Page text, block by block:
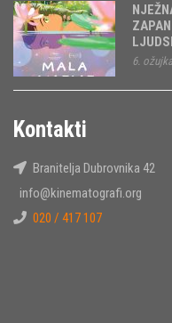
6.
Kontakti
Branitelja Dubrovnika 42
info@kinematografi.org
020 / 417 107